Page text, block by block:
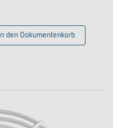
In den Dokumentenkorb